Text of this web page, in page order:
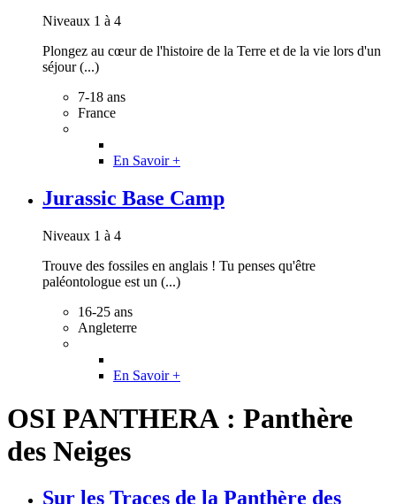
Niveaux 1 à 4
Plongez au cœur de l'histoire de la Terre et de la vie lors d'un
séjour (...)
7-18 ans
France
En Savoir +
Jurassic Base Camp
Niveaux 1 à 4
Trouve des fossiles en anglais ! Tu penses qu'être
paléontologue est un (...)
16-25 ans
Angleterre
En Savoir +
OSI PANTHERA : Panthère
des Neiges
Sur les Traces de la Panthère des